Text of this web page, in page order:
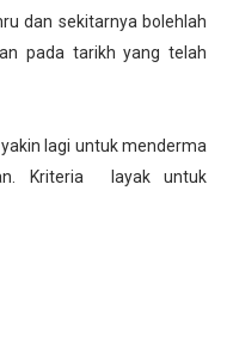
dan sekitarnya bolehlah
pada tarikh yang telah
lagi untuk menderma
Kriteria layak untuk